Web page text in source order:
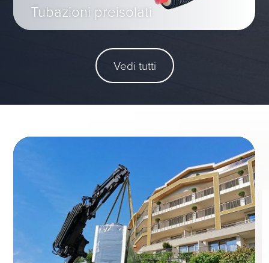
Tubazioni preisolati
Vedi tutti